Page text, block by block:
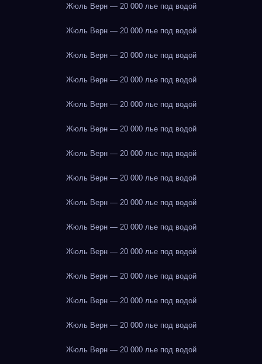
Жюль Верн — 20 000 лье под водой
Жюль Верн — 20 000 лье под водой
Жюль Верн — 20 000 лье под водой
Жюль Верн — 20 000 лье под водой
Жюль Верн — 20 000 лье под водой
Жюль Верн — 20 000 лье под водой
Жюль Верн — 20 000 лье под водой
Жюль Верн — 20 000 лье под водой
Жюль Верн — 20 000 лье под водой
Жюль Верн — 20 000 лье под водой
Жюль Верн — 20 000 лье под водой
Жюль Верн — 20 000 лье под водой
Жюль Верн — 20 000 лье под водой
Жюль Верн — 20 000 лье под водой
Жюль Верн — 20 000 лье под водой